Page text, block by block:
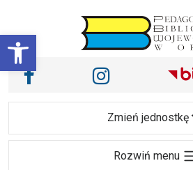
Otwórz pasek
Main Navigation
Nasze media
Facebook Instagram
Zmień jednostkę
Rozwiń menu